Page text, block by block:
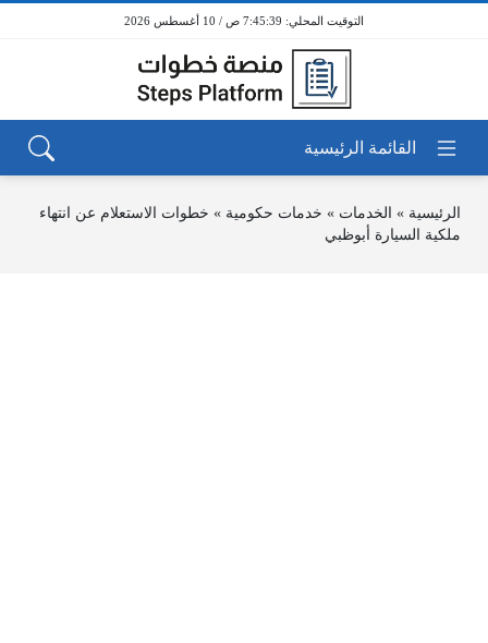
7:45:40 ص / 10 أغسطس 2026
الرئيسية » الخدمات » خدمات حكومية » خطوات الاستعلام عن انتهاء
ملكية السيارة أبوظبي